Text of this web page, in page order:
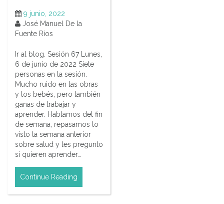
9 junio, 2022
José Manuel De la
Fuente Ríos
Ir al blog. Sesión 67 Lunes,
6 de junio de 2022 Siete
personas en la sesión.
Mucho ruido en las obras
y los bebés, pero también
ganas de trabajar y
aprender. Hablamos del fin
de semana, repasamos lo
visto la semana anterior
sobre salud y les pregunto
si quieren aprender…
Continue Reading